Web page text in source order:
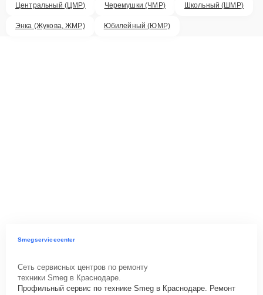
Центральный (ЦМР) Черемушки (ЧМР) Школьный (ШМР)
Энка (Жукова, ЖМР) Юбилейный (ЮМР)
Smegservicecenter
Сеть сервисных центров по ремонту
техники Smeg в Краснодаре.
Профильный сервис по технике Smeg в Краснодаре. Ремонт